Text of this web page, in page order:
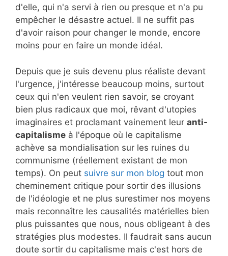
d'elle, qui n'a servi à rien ou presque et n'a pu
empêcher le désastre actuel. Il ne suffit pas
d'avoir raison pour changer le monde, encore
moins pour en faire un monde idéal.
Depuis que je suis devenu plus réaliste devant
l'urgence, j'intéresse beaucoup moins, surtout
ceux qui n'en veulent rien savoir, se croyant
bien plus radicaux que moi, rêvant d'utopies
imaginaires et proclamant vainement leur anti-
capitalisme à l'époque où le capitalisme
achève sa mondialisation sur les ruines du
communisme (réellement existant de mon
temps). On peut suivre sur mon blog tout mon
cheminement critique pour sortir des illusions
de l'idéologie et ne plus surestimer nos moyens
mais reconnaître les causalités matérielles bien
plus puissantes que nous, nous obligeant à des
stratégies plus modestes. Il faudrait sans aucun
doute sortir du capitalisme mais c'est hors de